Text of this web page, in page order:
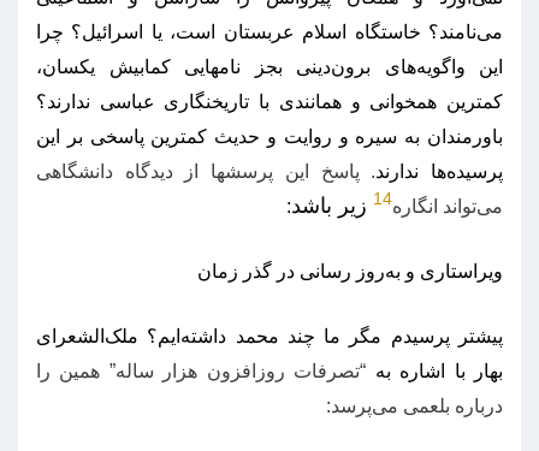
می‌نامند؟ خاستگاه اسلام عربستان است، یا اسرائیل؟ چرا
این واگویه‌های برون‌دینی بجز نامهایی کمابیش یکسان،
کمترین همخوانی و همانندی با تاریخنگاری عباسی ندارند؟
باورمندان به سیره و روایت و حدیث کمترین پاسخی بر این
پرسیده‌ها ندارند. پاسخ این پرسشها از دیدگاه دانشگاهی
می‌تواند انگاره14 زیر باشد:
ویراستاری و به‌روز رسانی در گذر زمان
پیشتر پرسیدم مگر ما چند محمد داشته‌ایم؟ ملک‌الشعرای
بهار با اشاره به “تصرفات روزافزون هزار ساله” همین را
درباره بلعمی می‌پرسد: